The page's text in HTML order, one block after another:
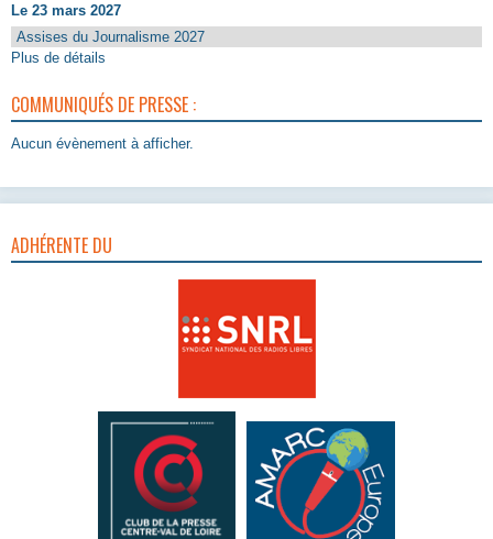
Le 23 mars 2027
Assises du Journalisme 2027
Plus de détails
COMMUNIQUÉS DE PRESSE :
Aucun évènement à afficher.
ADHÉRENTE DU